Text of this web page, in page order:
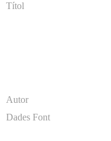
Títol
Autor
Dades Font